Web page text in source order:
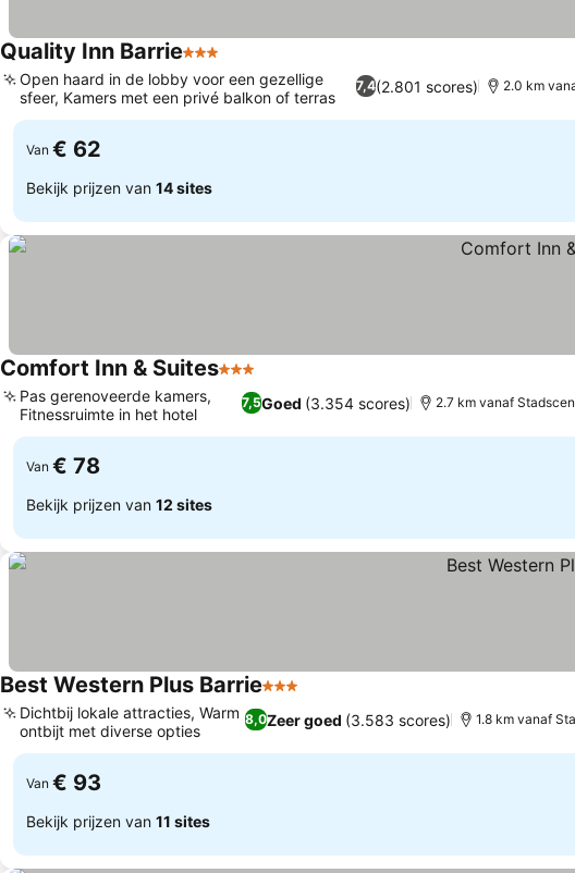
Quality Inn Barrie3 Sterren
7,4(2.801 scores)
Open haard in de lobby voor een gezellige
sfeer, Kamers met een privé balkon of terras
2.0 km
Van € 62
Bekijk prijzen van 14 sites
Comfort Inn & Suites3 Sterren
7,5Goed (3.354 scores)
Pas gerenoveerde kamers,
Fitnessruimte in het hotel
2.7 km vanaf
Van € 78
Bekijk prijzen van 12 sites
Best Western Plus Barrie3 Sterren
8,0Zeer goed (3.583 scores)
Dichtbij lokale attracties, Warm
ontbijt met diverse opties
1.8 km vanaf
Van € 93
Bekijk prijzen van 11 sites